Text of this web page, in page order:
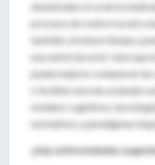
desentrañar el rol de la
procesos de control social y
también, al mismo tiempo,
una suerte de actor clave que
puede mejorar o empeorar
o facilitar una más acabada
modelos cognitivos,
normativos y paradigmas
¿Hay enfermedades